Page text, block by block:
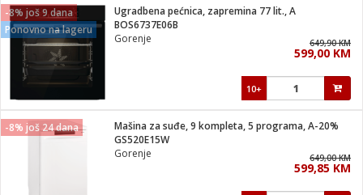
-8% još 9 dana
Ponovno na lageru
Ugradbena pećnica, zapremina 77 lit., A
BOS6737E06B
Gorenje
649,90 KM
599,00 KM
10+
-8% još 24 dana
Mašina za suđe, 9 kompleta, 5 programa, A-20%
GS520E15W
Gorenje
649,00 KM
599,85 KM